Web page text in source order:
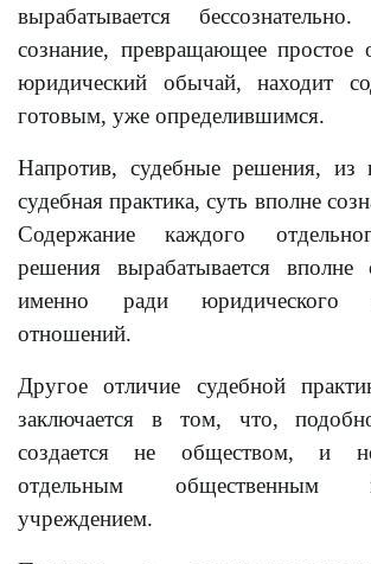
вырабатывается
сознание, превращающее простое
юридический обычай, находит
готовым, уже определившимся.
Напротив, судебные решения, из
судебная практика, суть вполне
Содержание каждого
решения вырабатывается вполне
именно ради юридического
отношений.
Другое отличие судебной
заключается в том, что,
создается не обществом, и
отдельным общественным
учреждением.